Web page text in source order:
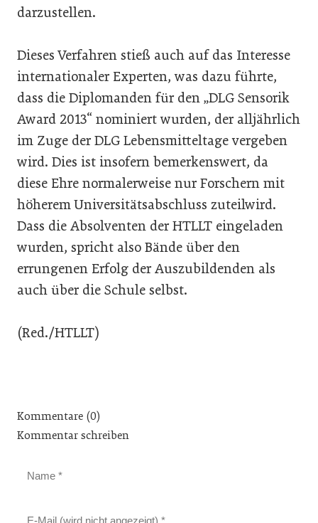
darzustellen.
Dieses Verfahren stieß auch auf das Interesse
internationaler Experten, was dazu führte,
dass die Diplomanden für den „DLG Sensorik
Award 2013“ nominiert wurden, der alljährlich
im Zuge der DLG Lebensmitteltage vergeben
wird. Dies ist insofern bemerkenswert, da
diese Ehre normalerweise nur Forschern mit
höherem Universitätsabschluss zuteilwird.
Dass die Absolventen der HTLLT eingeladen
wurden, spricht also Bände über den
errungenen Erfolg der Auszubildenden als
auch über die Schule selbst.
(Red./HTLLT)
Kommentare (0)
Kommentar schreiben